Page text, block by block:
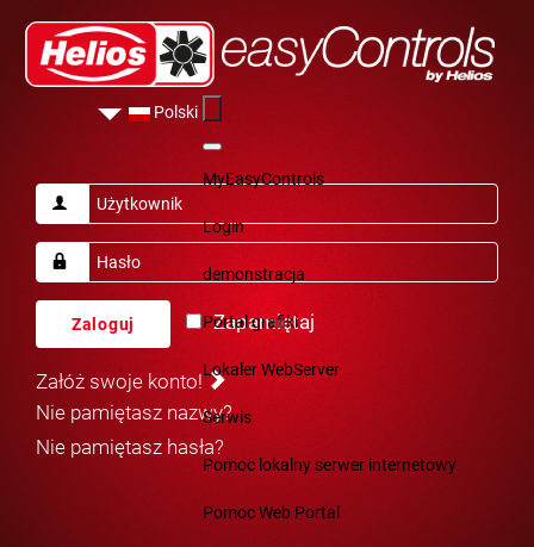
MyEasyControls
Login
demonstracja
Portal grafiki
Lokaler WebServer
Serwis
Pomoc lokalny serwer internetowy
Pomoc Web Portal
Polski
Zaloguj Zapamiętaj
Załóż swoje konto!
Nie pamiętasz nazwy?
Nie pamiętasz hasła?